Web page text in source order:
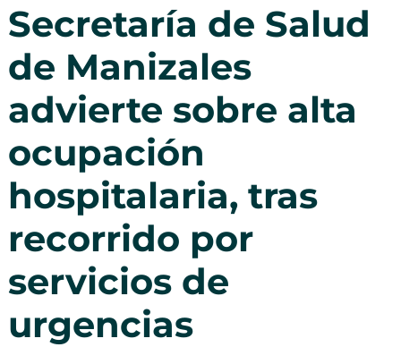
Secretaría de Salud
de Manizales
advierte sobre alta
ocupación
hospitalaria, tras
recorrido por
servicios de
urgencias